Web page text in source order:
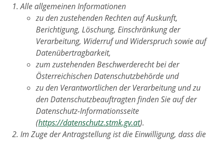
Alle allgemeinen Informationen
zu den zustehenden Rechten auf Auskunft,
Berichtigung, Löschung, Einschränkung der
Verarbeitung, Widerruf und Widerspruch sowie auf
Datenübertragbarkeit,
zum zustehenden Beschwerderecht bei der
Österreichischen Datenschutzbehörde und
zu den Verantwortlichen der Verarbeitung und zu
den Datenschutzbeauftragten finden Sie auf der
Datenschutz-Informationsseite
(https://datenschutz.stmk.gv.at).
Im Zuge der Antragstellung ist die Einwilligung, dass die